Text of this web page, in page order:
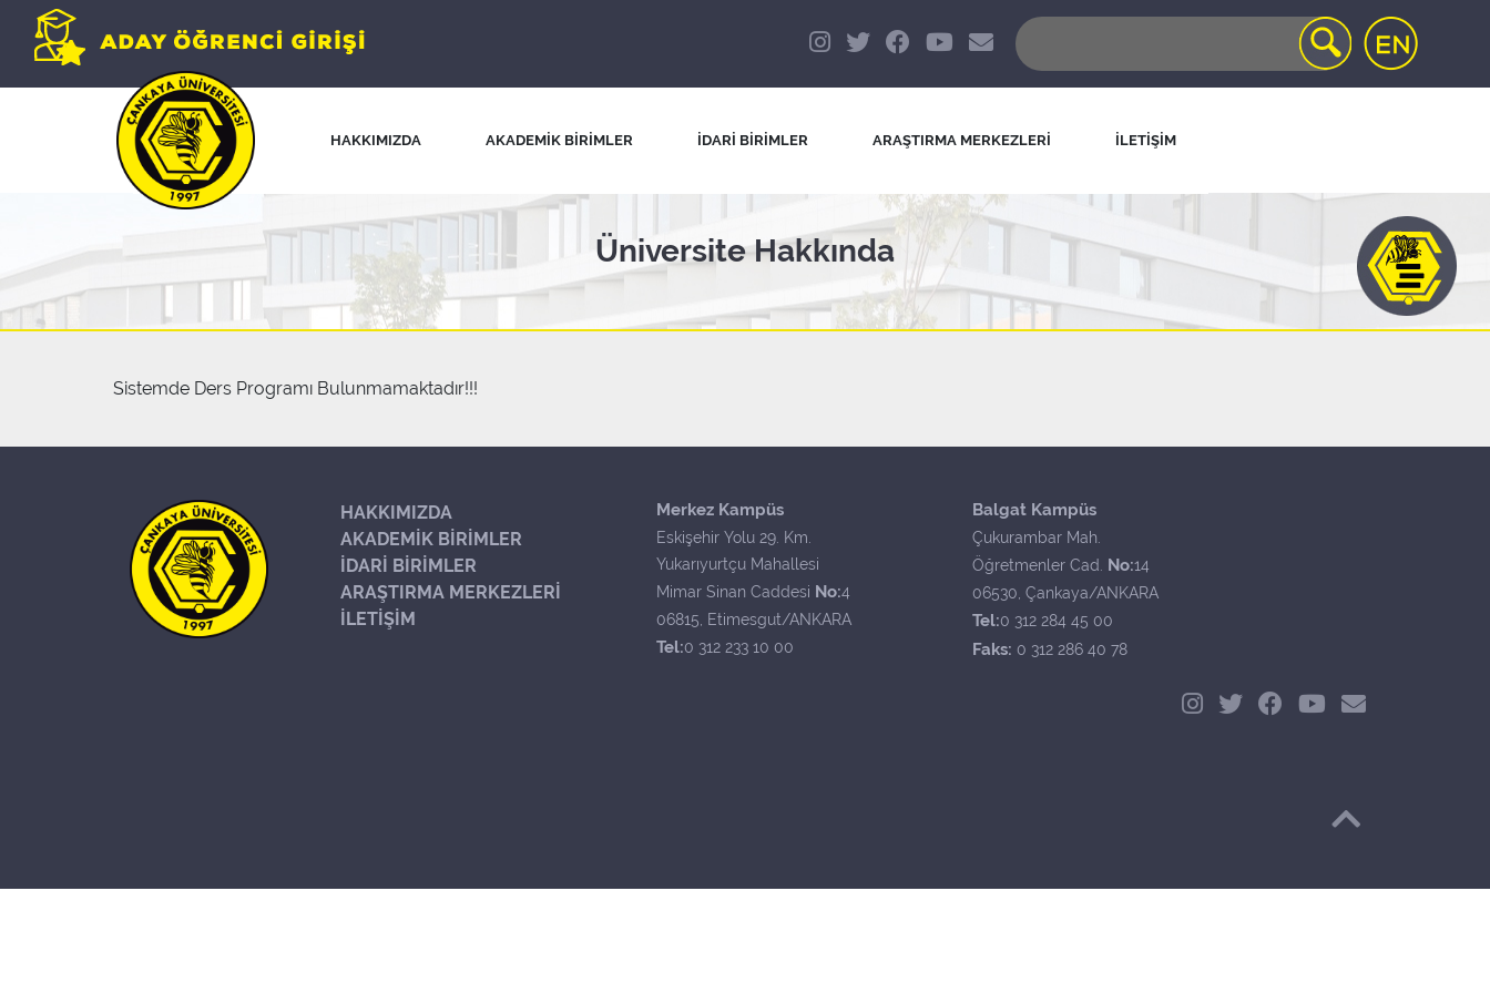
HAKKIMIZDA AKADEMİK BİRİMLER İDARİ BİRİMLER ARAŞTIRMA MERKEZLERİ İLETİŞİM
Üniversite Hakkında
Sistemde Ders Programı Bulunmamaktadır!!!
HAKKIMIZDA
AKADEMİK BİRİMLER
İDARİ BİRİMLER
ARAŞTIRMA MERKEZLERİ
İLETİŞİM
Merkez Kampüs
Eskişehir Yolu 29. Km.
Yukarıyurtçu Mahallesi
Mimar Sinan Caddesi No:4
06815, Etimesgut/ANKARA
Tel:0 312 233 10 00
Balgat Kampüs
Çukurambar Mah.
Öğretmenler Cad. No:14
06530, Çankaya/ANKARA
Tel:0 312 284 45 00
Faks: 0 312 286 40 78